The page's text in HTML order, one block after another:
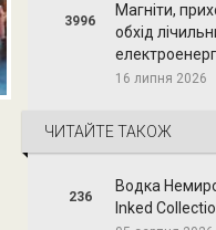
3996
Магніти,
обхід
16 липня 2026
ЧИТАЙТЕ ТАКОЖ
236
Водка
Inked